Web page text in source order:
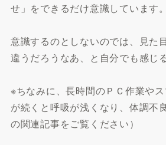
せ」をできるだけ意識しています。
意識するのとしないのでは、見た
違うだろうなあ、と自分でも感じ
※ちなみに、長時間のＰＣ作業や
が続くと呼吸が浅くなり、体調不
の関連記事をご覧ください）